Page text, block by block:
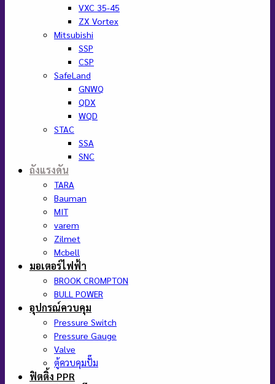
VXC 35-45
ZX Vortex
Mitsubishi
SSP
CSP
SafeLand
GNWQ
QDX
WQD
STAC
SSA
SNC
ถังแรงดัน
TARA
Bauman
MIT
varem
Zilmet
Mcbell
มอเตอร์ไฟฟ้า
BROOK CROMPTON
BULL POWER
อุปกรณ์ควบคุม
Pressure Switch
Pressure Gauge
Valve
ตู้ควบคุมปั๊ม
ฟิตติ้ง PPR